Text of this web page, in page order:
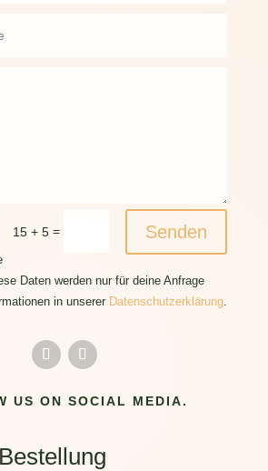
15 + 5 = Senden
Daten werden nur für deine Anfrage
in unserer Datenschutzerklärung.
US ON SOCIAL MEDIA.